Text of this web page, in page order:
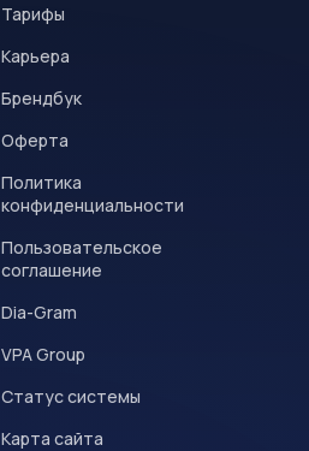
Тарифы
Карьера
Брендбук
Оферта
Политика
конфиденциальности
Пользовательское
соглашение
Dia-Gram
VPA Group
Статус системы
Карта сайта